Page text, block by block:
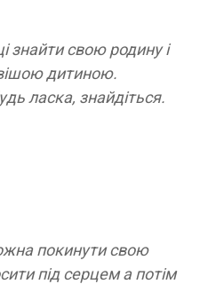
знайти свою родину і
дитиною.
ласка, знайдіться.
покинути свою
під серцем а потім